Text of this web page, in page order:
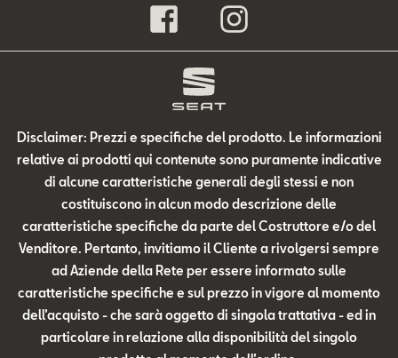
Disclaimer: Prezzi e specifiche del prodotto. Le informazioni
relative ai prodotti qui contenute sono puramente indicative
di alcune caratteristiche generali degli stessi e non
costituiscono in alcun modo descrizione delle
caratteristiche specifiche da parte del Costruttore e/o del
Venditore. Pertanto, invitiamo il Cliente a rivolgersi sempre
ad Aziende della Rete per essere informato sulle
caratteristiche specifiche e sul prezzo in vigore al momento
dell’acquisto - che sarà oggetto di singola trattativa - ed in
particolare in relazione alla disponibilità del singolo